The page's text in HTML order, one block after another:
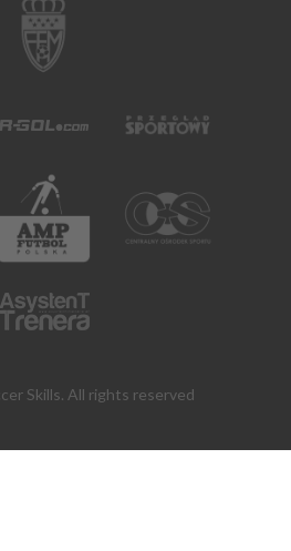
Skills. All rights reserved